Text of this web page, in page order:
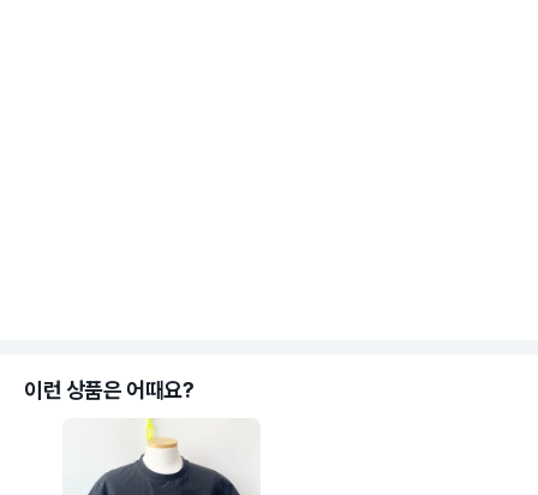
이런 상품은 어때요?